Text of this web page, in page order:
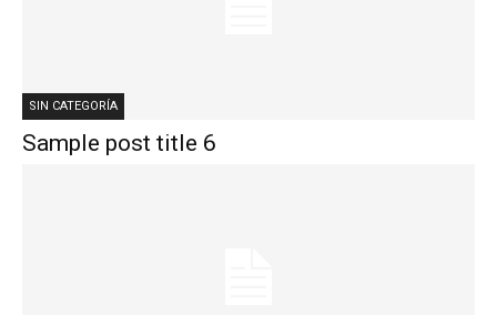
SIN CATEGORÍA
Sample post title 6